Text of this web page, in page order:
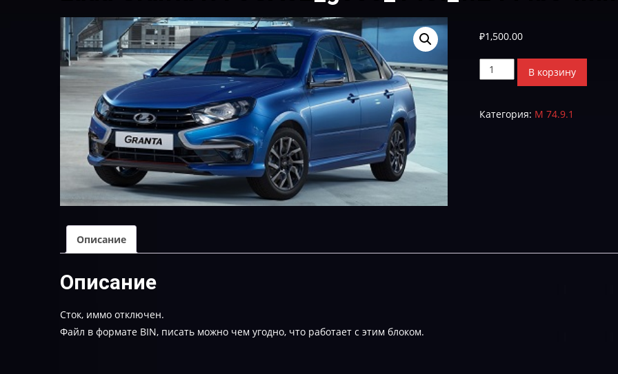
₽1,500.00
Количество
товара
Granta
В корзину
Категория: М 74.9.1
Описание
Описание
Сток, иммо отключен.
Файл в формате BIN, писать можно чем угодно, что работает с этим блоком.